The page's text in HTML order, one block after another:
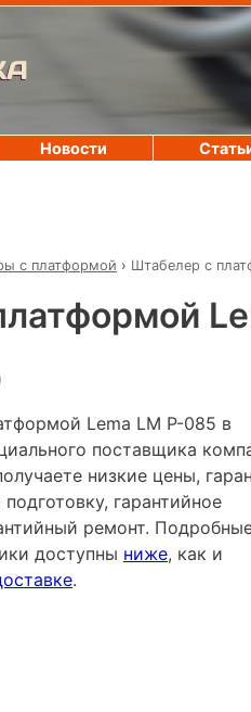
с платформой › Штабелер с
Lema LM P-085 в
поставщика
низкие цены,
гарантийное
ремонт.
доступны ниже, как и
.
Новости